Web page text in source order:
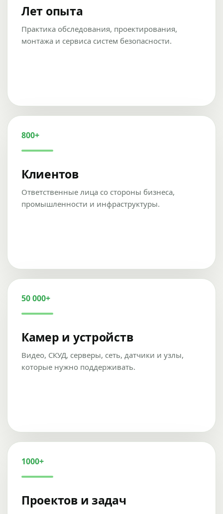
Лет опыта
Практика обследования, проектирования,
монтажа и сервиса систем безопасности.
800+
Клиентов
Ответственные лица со стороны бизнеса,
промышленности и инфраструктуры.
50 000+
Камер и устройств
Видео, СКУД, серверы, сеть, датчики и узлы,
которые нужно поддерживать.
1000+
Проектов и задач